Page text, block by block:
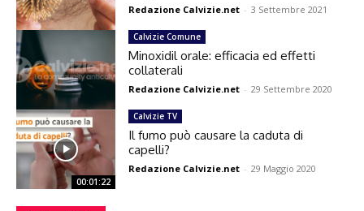
Redazione Calvizie.net - 3 Settembre 2021
Calvizie Comune
Minoxidil orale: efficacia ed effetti
collaterali
Redazione Calvizie.net - 29 Settembre 2020
00:01:22
Calvizie TV
Il fumo può causare la caduta di
capelli?
Redazione Calvizie.net - 29 Maggio 2020